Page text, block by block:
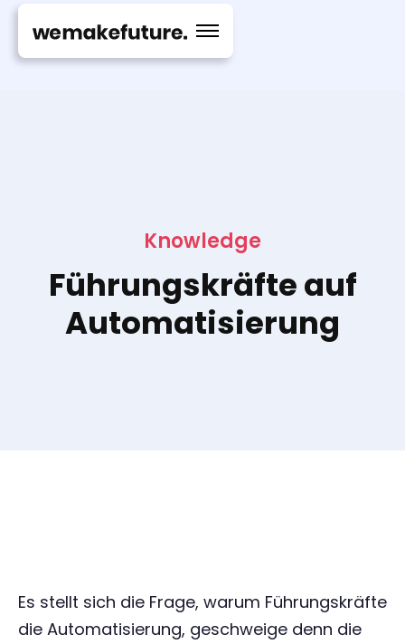
Knowledge
Führungskräfte auf
Automatisierung
Es stellt sich die Frage, warum Führungskräfte
die Automatisierung, geschweige denn die